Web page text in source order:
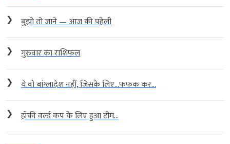
❯ बुझो तो जाने — आज की पहेली
❯ गुरुवार का राशिफल
❯ ये वो बांग्लादेश नहीं, जिसके लिए…फफक कर...
❯ हॉकी वर्ल्ड कप के लिए हुआ टीम...